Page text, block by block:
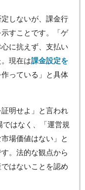
しないが、課金行
すことです。「ゲ
に抗えず、支払い
現在は課金設定を
っている」と具体
明せよ」と言われ
はなく、「運営規
場価値はない」と
。法的な観点から
はないことを認め